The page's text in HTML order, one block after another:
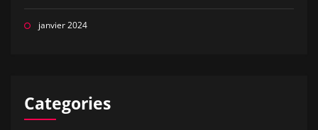
janvier 2024
Categories